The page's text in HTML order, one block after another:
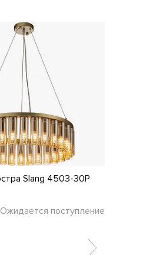
Slang 4503-30P
Ожидается поступление